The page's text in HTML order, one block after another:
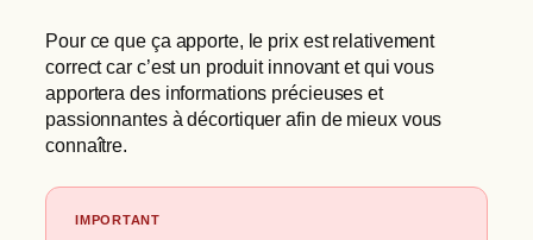
Pour ce que ça apporte, le prix est relativement
correct car c’est un produit innovant et qui vous
apportera des informations précieuses et
passionnantes à décortiquer afin de mieux vous
connaître.
IMPORTANT